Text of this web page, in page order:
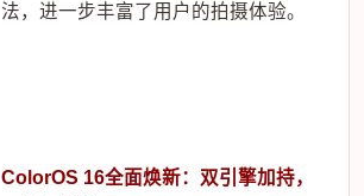
法，进一步丰富了用户的拍摄体验。
ColorOS 16全面焕新：双引擎加持，